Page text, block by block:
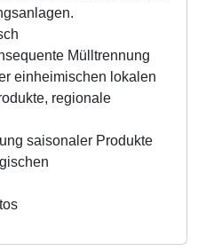
Mülltrennung
einheimischen lokalen
regionale
saisonaler Produkte